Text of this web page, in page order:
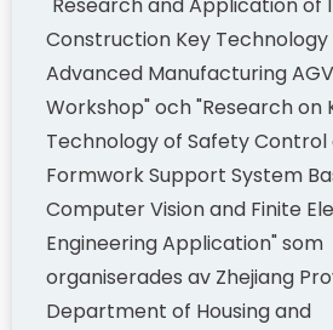
Construction Key Technology
Advanced Manufacturing AGV
Workshop" och "Research on
Technology of Safety Control
Formwork Support System
Computer Vision and Finite
Engineering Application" som
organiserades av Zhejiang
Department of Housing and